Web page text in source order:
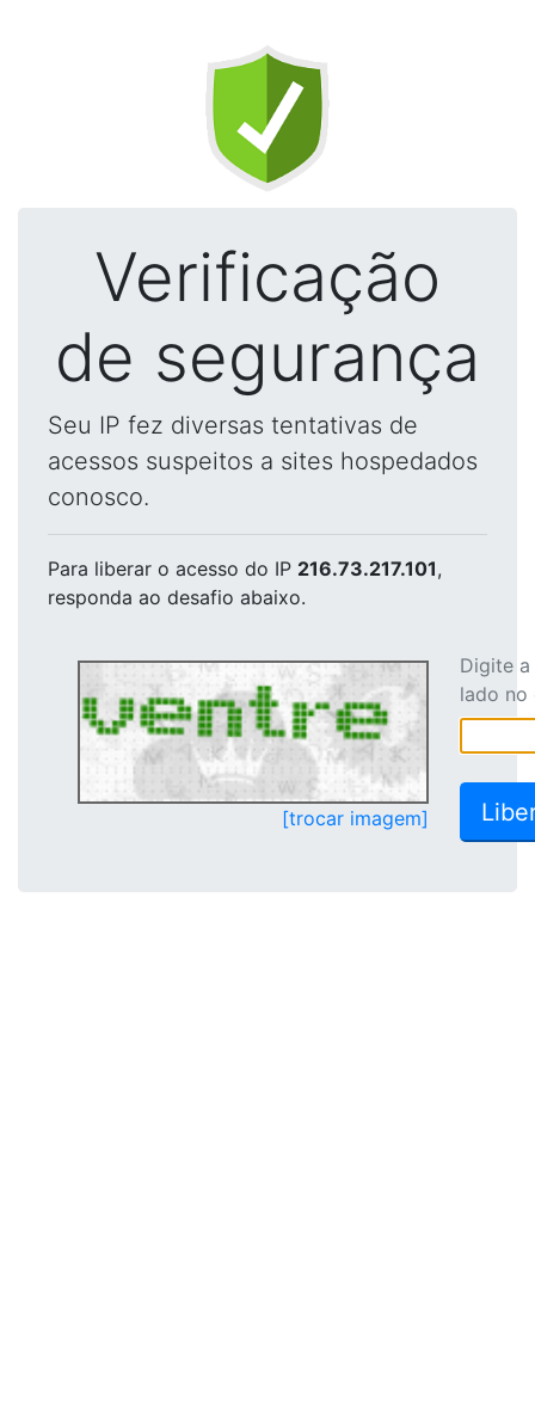
Verificação
de segurança
Seu IP fez diversas tentativas de
acessos suspeitos a sites hospedados
conosco.
Para liberar o acesso do IP 216.73.217.101,
responda ao desafio abaixo.
[trocar imagem]
Digite
lado no